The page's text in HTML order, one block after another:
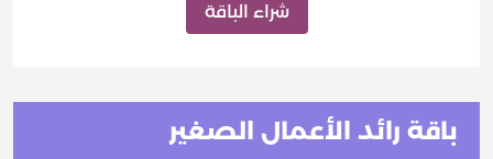
شراء الباقة
باقة رائد الأعمال الصغير